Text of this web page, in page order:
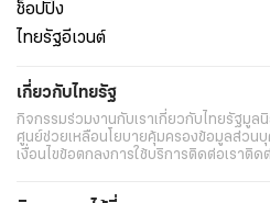
ช็อปปิ้ง
ไทยรัฐอีเวนต์
เกี่ยวกับไทยรัฐ
กิจกรรมร่วมงานกับเราเกี่ยวกับไทยรัฐมูล
ศูนย์ช่วยเหลือนโยบายคุ้มครองข้อมูลส่วน
เงื่อนไขข้อตกลงการใช้บริการติดต่อเราติด